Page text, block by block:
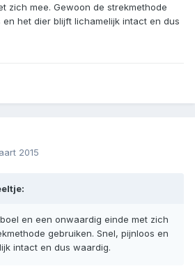
zich mee. Gewoon de strekmethode
en het dier blijft lichamelijk intact en dus
2015
en een onwaardig einde met zich
gebruiken. Snel, pijnloos en
intact en dus waardig.